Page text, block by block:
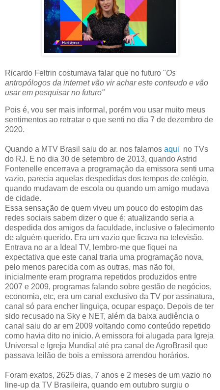
Ricardo Feltrin costumava falar que no futuro "Os
antropólogos da internet vão vir achar este conteudo e vão
usar em pesquisar no futuro"
Pois é, vou ser mais informal, porém vou usar muito meus
sentimentos ao retratar o que senti no dia 7 de dezembro de
2020.
Quando a MTV Brasil saiu do ar. nos falamos aqui no TVs
do RJ. E no dia 30 de setembro de 2013, quando Astrid
Fontenelle encerrava a programação da emissora senti uma
vazio, parecia aquelas despedidas dos tempos de colégio,
quando mudavam de escola ou quando um amigo mudava
de cidade.
Essa sensação de quem viveu um pouco do estopim das
redes sociais sabem dizer o que é; atualizando seria a
despedida dos amigos da faculdade, inclusive o falecimento
de alguém querido. Era um vazio que ficava na televisão.
Entrava no ar a Ideal TV, lembro-me que fiquei na
expectativa que este canal traria uma programação nova,
pelo menos parecida com as outras, mas não foi,
inicialmente eram programa repetidos produzidos entre
2007 e 2009, programas falando sobre gestão de negócios,
economia, etc, era um canal exclusivo da TV por assinatura,
canal só para encher linguiça, ocupar espaço. Depois de ter
sido recusado na Sky e NET, além da baixa audiência o
canal saiu do ar em 2009 voltando como conteúdo repetido
como havia dito no inicio. A emissora foi alugada para Igreja
Universal e Igreja Mundial até pra canal de AgroBrasil que
passava leilão de bois a emissora arrendou horários.
Foram exatos, 2625 dias, 7 anos e 2 meses de um vazio no
line-up da TV Brasileira, quando em outubro surgiu o